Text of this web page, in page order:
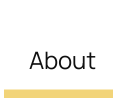
About